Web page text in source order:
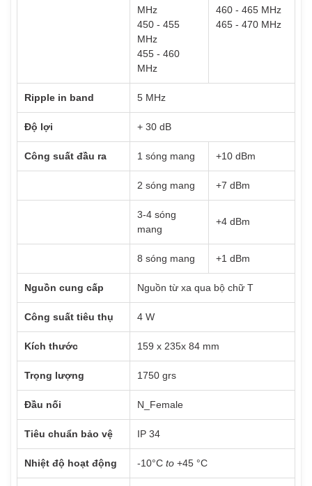
MHz
450 - 455
MHz
455 - 460
MHz
460 - 465 MHz
465 - 470 MHz
Ripple in band 5 MHz
Độ lợi + 30 dB
Công suất đầu ra 1 sóng mang +10 dBm
2 sóng mang +7 dBm
3-4 sóng
mang
+4 dBm
8 sóng mang +1 dBm
Nguồn cung cấp Nguồn từ xa qua bộ chữ T
Công suất tiêu thụ 4 W
Kích thước 159 x 235x 84 mm
Trọng lượng 1750 grs
Đầu nối N_Female
Tiêu chuẩn bảo vệ IP 34
Nhiệt độ hoạt động -10°C to +45 °C